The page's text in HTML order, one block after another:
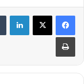
طباعة